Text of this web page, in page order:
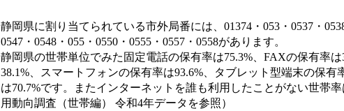
静岡県に割り当てられている市外局番には、01374・053・0537・
0547・0548・055・0550・0555・0557・0558があります。
静岡県の世帯単位でみた固定電話の保有率は75.3%、FAXの保有率
38.1%、スマートフォンの保有率は93.6%、タブレット型端末の保有
は70.7%です。またインターネットを誰も利用したことがない世帯
用動向調査（世帯編） 令和4年データを参照）